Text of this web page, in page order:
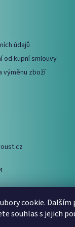
cookie.
souhlas s jejich
údajů
od kupní smlouvy
výměnu zboží